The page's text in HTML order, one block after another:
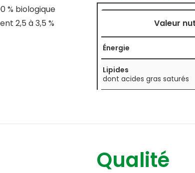
% biologique
2,5 à 3,5 %
Valeur
Énergie
Lipides
dont acides gras saturés
Protéines
Qualité